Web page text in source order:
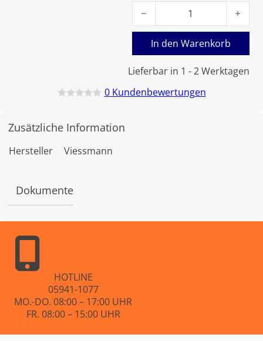
Lieferbar in 1 - 2 Werktagen
Viessmann AZ-Bogen 87°
In den Warenkorb
e
t
v
0Kundenbewertungen
Zusätzliche Information
Hersteller Viessmann
Dokumente
HOTLINE
05941-1077
MO.-DO. 08:00 – 17:00 UHR
FR. 08:00 – 15:00 UHR